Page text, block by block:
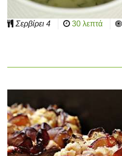
Σερβίρει 4 30 λεπτά